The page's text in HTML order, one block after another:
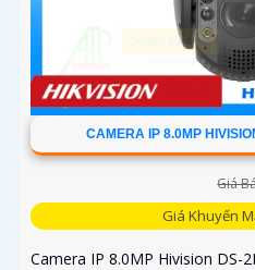
CAMERA IP 8.0MP
Giá
Giá Khuyến
Camera IP 8.0MP Hivision DS-